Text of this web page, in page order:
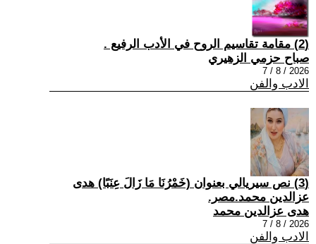
(2) مقامة تقاسيم الروح في الأدب الرفيع .
صباح حزمي الزهيري
2026 / 8 / 7
الادب والفن
(3) نص سيريالي بعنوان (خَمْرُنَا مَا زَالَ عِنَبًا) هدى
عزالدين محمد.مصر.
هدى عزالدين محمد
2026 / 8 / 7
الادب والفن